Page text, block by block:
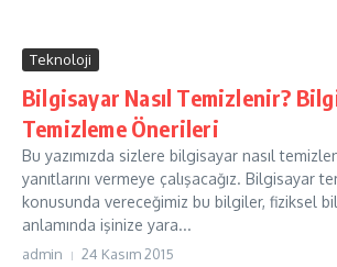
Teknoloji
Bilgisayar Nasıl Temizlenir?
Temizleme Önerileri
Bu yazımızda sizlere bilgisayar nasıl
yanıtlarını vermeye çalışacağız. Bilgisayar
konusunda vereceğimiz bu bilgiler, fiziksel
anlamında işinize yara...
admin 24 Kasım 2015